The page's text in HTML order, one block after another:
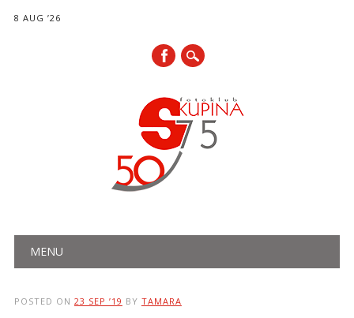
8 AUG ’26
Main menu
MENU
POSTED ON 23 SEP ’19 BY TAMARA